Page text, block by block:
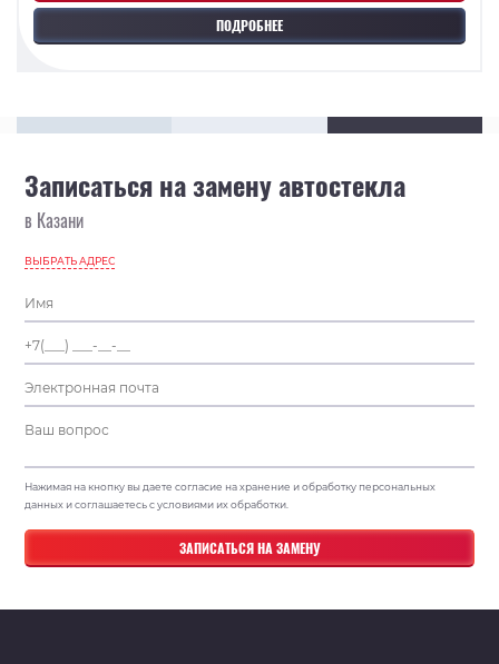
ПОДРОБНЕЕ
Записаться на замену автостекла
в Казани
ВЫБРАТЬ АДРЕС
Нажимая на кнопку вы даете согласие на хранение и обработку персональных
данных и соглашаетесь с условиями их обработки.